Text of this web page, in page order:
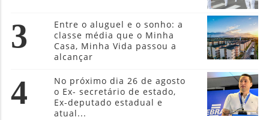
3
Entre o aluguel e o sonho: a
classe média que o Minha
Casa, Minha Vida passou a
alcançar
4
No próximo dia 26 de agosto
o Ex- secretário de estado,
Ex-deputado estadual e
atual...